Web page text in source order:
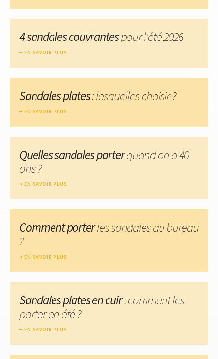
4 sandales couvrantespour l'été 2026
EN SAVOIR PLUS
Sandales plates: lesquelles choisir ?
EN SAVOIR PLUS
Quelles sandales porterquand on a 40
ans ?
EN SAVOIR PLUS
Comment porterles sandales au bureau
?
EN SAVOIR PLUS
Sandales plates en cuir: comment les
porter en été ?
EN SAVOIR PLUS